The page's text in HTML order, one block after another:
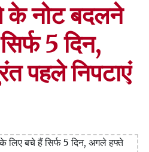
नोट बदलने
5 दिन,
पहले निपटाएं